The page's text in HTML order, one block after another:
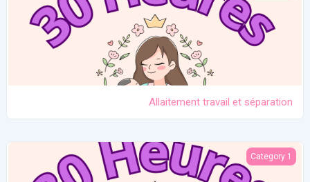
Allaitement travail et séparation
Introduction des solides
Category 1